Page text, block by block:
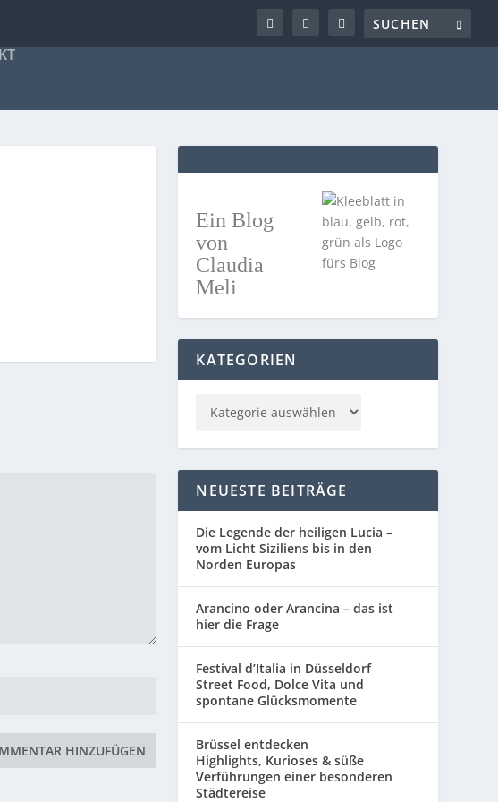
Ein Blog
von
Claudia
Meli
KATEGORIEN
NEUESTE BEITRÄGE
Die Legende der heiligen Lucia –
vom Licht Siziliens bis in den
Norden Europas
Arancino oder Arancina – das ist
hier die Frage
Festival d’Italia in Düsseldorf
Street Food, Dolce Vita und
spontane Glücksmomente
Brüssel entdecken
Highlights, Kurioses & süße
Verführungen einer besonderen
Städtereise